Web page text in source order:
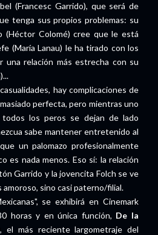
(Francesc Garrido), que será de
tenga sus propios problemas: su
(Héctor Colomé) cree que le está
(María Lanau) le ha tirado con los
una relación más estrecha con su
hay complicaciones de
perfecta, pero mientras uno
los peros se dejan de lado
sabe mantener entretenido al
un palomazo profesionalmente
es nada menos. Eso sí: la relación
Garrido y la jovencita Folch se ve
amoroso, sino casi paterno/filial.
se exhibirá en Cinemark
horas y en única función, De la
el más reciente largometraje del